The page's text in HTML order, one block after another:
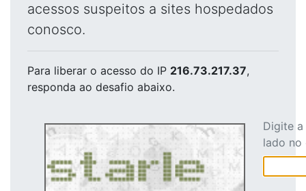
acessos suspeitos a sites hospedados
conosco.
Para liberar o acesso do IP 216.73.217.37,
responda ao desafio abaixo.
Digite
lado no